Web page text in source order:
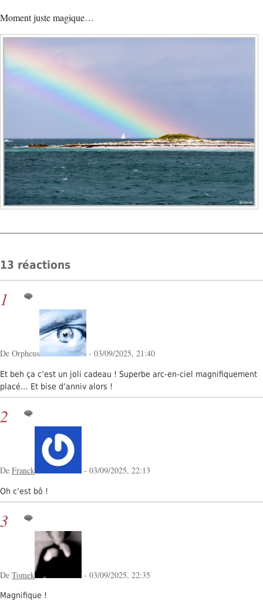
Moment juste magique…
13 réactions
1
De Orpheus - 03/09/2025, 21:40
Et beh ça c’est un joli cadeau ! Superbe arc-en-ciel magnifiquement
placé… Et bise d’anniv alors !
2
De Franck - 03/09/2025, 22:13
Oh c’est bô !
3
De Tomek - 03/09/2025, 22:35
Magnifique !